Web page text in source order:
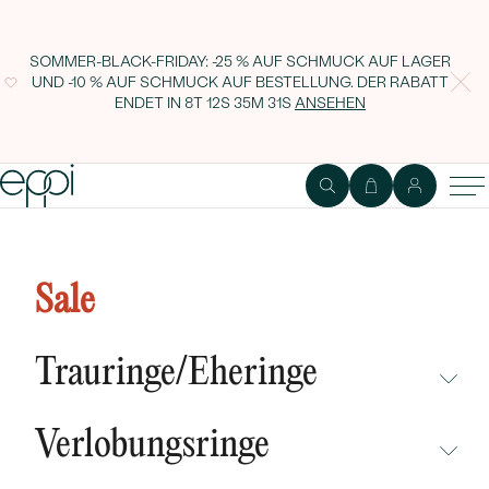
SOMMER-BLACK-FRIDAY: -25 % AUF SCHMUCK AUF LAGER
UND -10 % AUF SCHMUCK AUF BESTELLUNG. DER RABATT
ENDET IN 8T 12S 35M 30S ANSEHEN
Sale
Trauringe/Eheringe
NEUHEITEN
Verlobungsringe
mit Bernstein Catilyn